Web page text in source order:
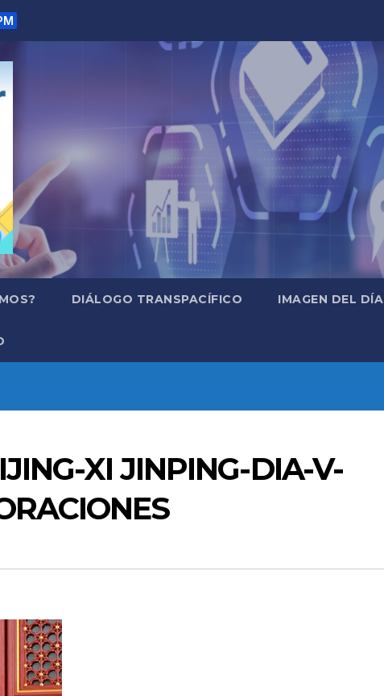
DIÁLOGO TRANSPACÍFICO IMAGEN DEL DÍA
XI JINPING-DIA-V-